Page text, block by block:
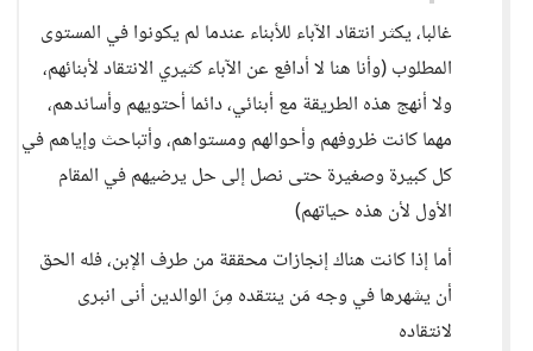
غالبا، يكثر انتقاد الآباء للأبناء عندما لم يكونوا في المستوى
المطلوب (وأنا هنا لا أدافع عن الآباء كثيري الانتقاد لأبنائهم،
ولا أنهج هذه الطريقة مع أبنائي، دائما أحتويهم وأساندهم،
مهما كانت ظروفهم وأحوالهم ومستواهم، وأتباحث وإياهم في
كل كبيرة وصغيرة حتى نصل إلى حل يرضيهم في المقام
الأول لأن هذه حياتهم)
أما إذا كانت هناك إنجازات محققة من طرف الإبن، فله الحق
أن يشهرها في وجه مَن ينتقده مِنَ الوالدين أنى انبرى
لانتقاده